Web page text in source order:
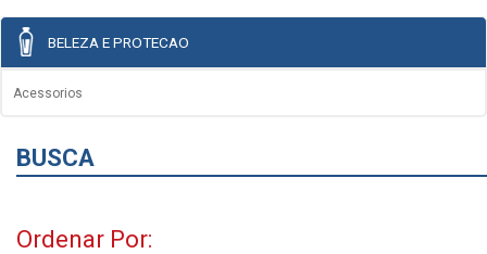
BELEZA E PROTECAO
Acessorios
BUSCA
Ordenar Por: